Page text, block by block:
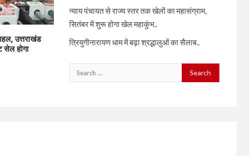
उत्तराखंड
सेल होगा
न्याय पंचायत से राज्य स्तर तक खेलों का महासंग्राम,
सितंबर में शुरू होगा खेल महाकुंभ..
त्रियुगीनारायण धाम में बढ़ा श्रद्धालुओं का सैलाब..
Search
for: